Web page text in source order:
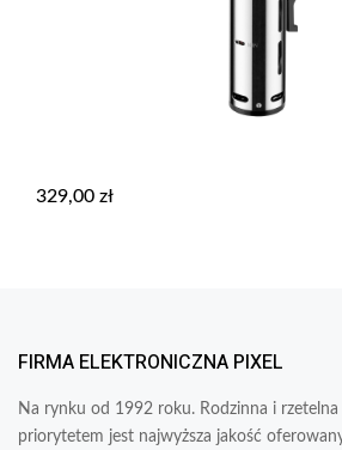
329,00 zł
FIRMA ELEKTRONICZNA PIXEL
Na rynku od 1992 roku. Rodzinna i
priorytetem jest najwyższa jakość